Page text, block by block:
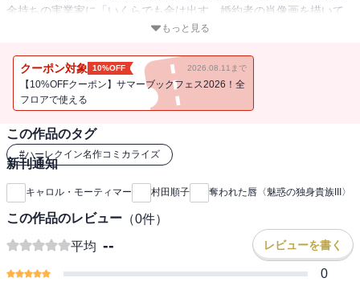
金持ちの実業家に「いくらでも金は出す、婚約者の肖像画を描いて
くれ」と押しきられ、期待もせずにサビーナに会ったのだが、なん
うとすると、美しいサビーナは怯えた瞳でブライスを避けつづけ
た。まるで彼にデッサンを許すことが、罪であるかのように－－。
もっと見る
クーポン対象 10%OFF 2026.08.11まで
【10%OFFクーポン】サマーブックフェス2026！全
フロアで使える
この作品のタグ
#ハーレクイン名作コミカライズ
新刊通知
キャロル・モーティマー 村田順子 奪われた唇〈魅惑の独身貴族III〉
この作品のレビュー （0件）
平均 -- レビューを書く
0